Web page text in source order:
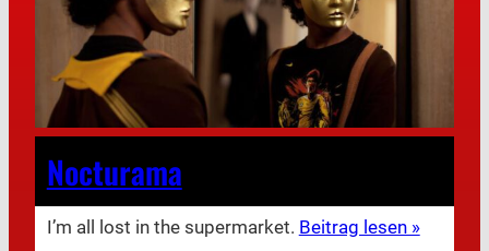
Nocturama
I’m all lost in the supermarket. Beitrag lesen »